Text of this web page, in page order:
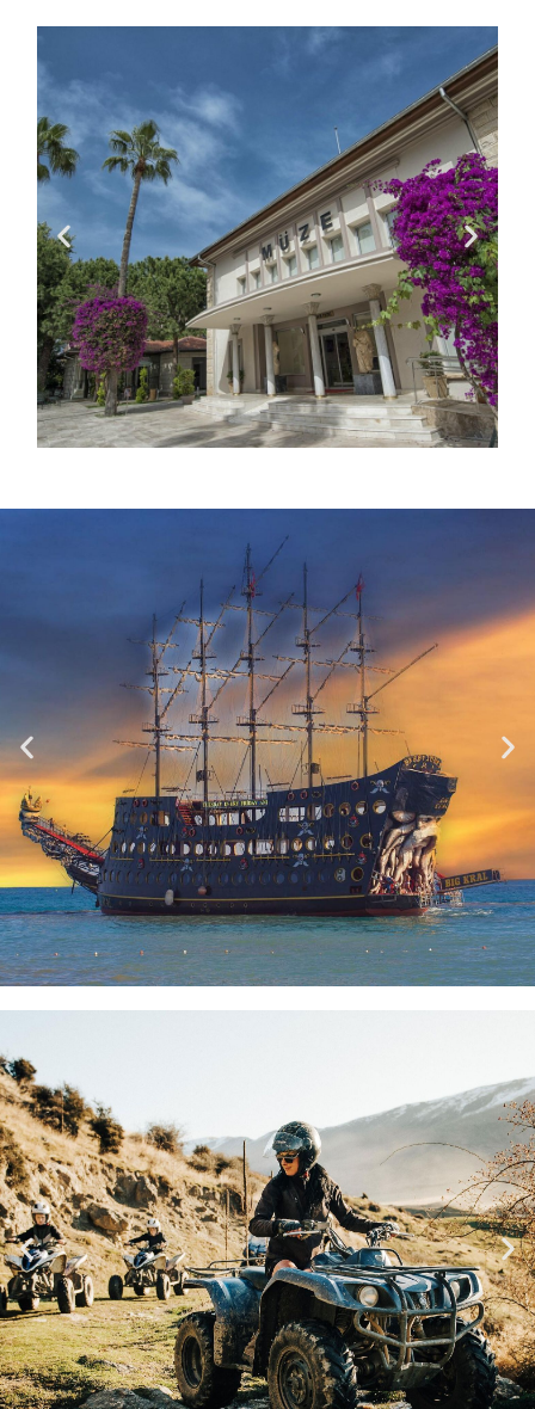
zu erkunden und genießen Sie es mit
tollen Bootstouren!